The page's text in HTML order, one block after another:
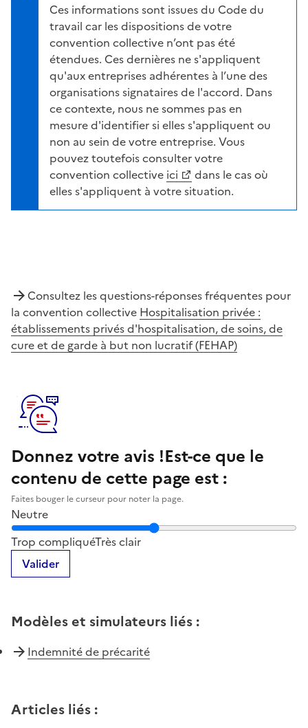
Ces informations sont issues du Code du
travail car les dispositions de votre
convention collective n’ont pas été
étendues. Ces dernières ne s'appliquent
qu'aux entreprises adhérentes à l’une des
organisations signataires de l'accord. Dans
ce contexte, nous ne sommes pas en
mesure d'identifier si elles s'appliquent ou
non au sein de votre entreprise. Vous
pouvez toutefois consulter votre
convention collective ici
dans le cas où
elles s'appliquent à votre situation.
Consultez les questions-réponses fréquentes pour
la convention collective Hospitalisation privée :
établissements privés d'hospitalisation, de soins, de
cure et de garde à but non lucratif (FEHAP)
Donnez votre avis !Est-ce que le
contenu de cette page est :
Faites bouger le curseur pour noter la page.
Neutre
Notez la clarté du contenu de cette page
Trop compliquéTrès clair
Valider
Modèles et simulateurs liés :
Indemnité de précarité
Articles liés :